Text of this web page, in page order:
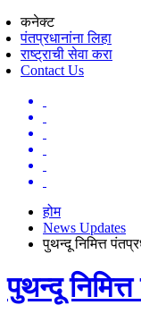
कनेक्ट
पंतप्रधानांना लिहा
राष्ट्राची सेवा करा
Contact Us
होम
News Updates
पुथन्दू निमित्त
पुथन्दू